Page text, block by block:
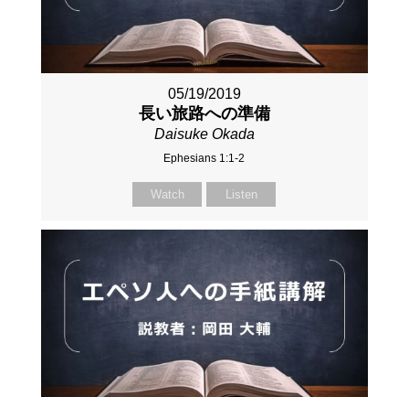
05/19/2019
長い旅路への準備
Daisuke Okada
Ephesians 1:1-2
Watch Listen